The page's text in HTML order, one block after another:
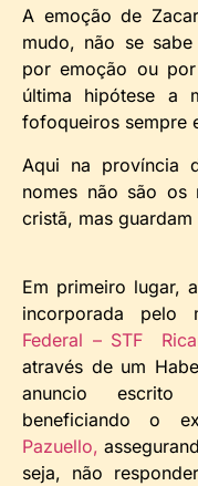
A emoção de
mudo, não se
por emoção ou
última hipótese a
fofoqueiros sempre
Aqui na província
nomes não são os
cristã, mas
Em primeiro lugar,
incorporada pelo
Federal – STF
através de um
anuncio escrito
beneficiando o
Pazuello,
seja, não